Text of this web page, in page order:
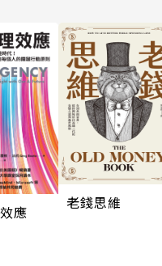
應
老錢思維